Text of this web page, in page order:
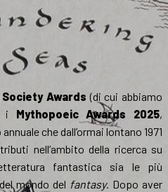
Awards (di cui abbiamo
i Mythopoeic Awards 2025,
che dall’ormai lontano 1971
nell’ambito della ricerca su
fantastica sia le più
mondo del fantasy. Dopo aver